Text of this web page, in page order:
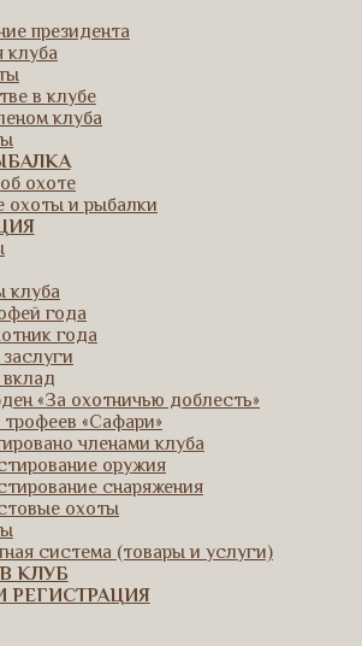
президента
клуба
в клубе
клуба
охоте
охоты и рыбалки
клуба
года
года
«За охотничью доблесть»
трофеев «Сафари»
членами клуба
оружия
снаряжения
охоты
система (товары и услуги)
КЛУБ
РЕГИСТРАЦИЯ